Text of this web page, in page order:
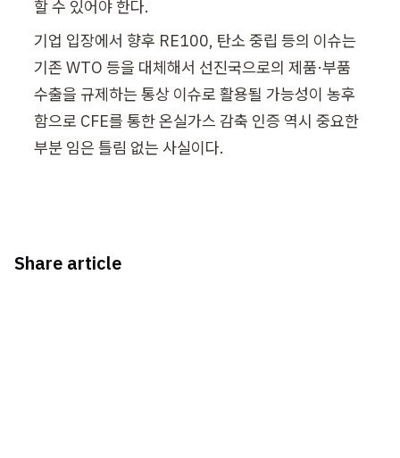
할 수 있어야 한다.
기업 입장에서 향후 RE100, 탄소 중립 등의 이슈는
기존 WTO 등을 대체해서 선진국으로의 제품·부품
수출을 규제하는 통상 이슈로 활용될 가능성이 농후
함으로 CFE를 통한 온실가스 감축 인증 역시 중요한
부분 임은 틀림 없는 사실이다.
Share article